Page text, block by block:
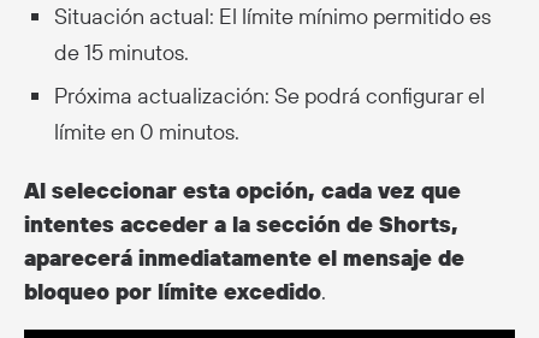
Situación actual: El límite mínimo permitido es
de 15 minutos.
Próxima actualización: Se podrá configurar el
límite en 0 minutos.
Al seleccionar esta opción, cada vez que
intentes acceder a la sección de Shorts,
aparecerá inmediatamente el mensaje de
bloqueo por límite excedido.